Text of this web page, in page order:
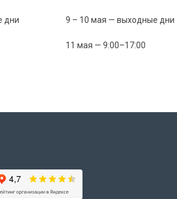
дни 9 – 10 мая — выходные дни
11 мая — 9:00–17:00